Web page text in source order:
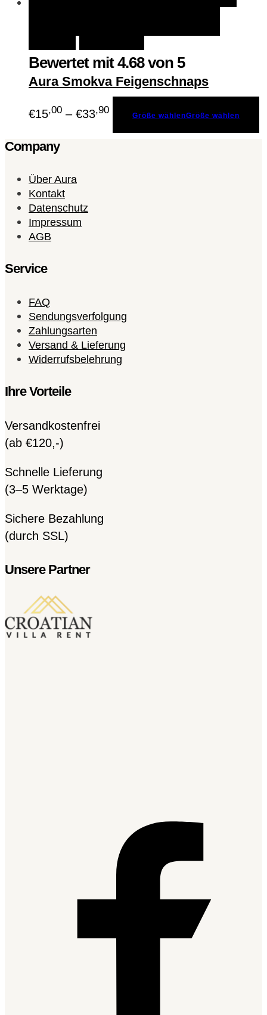
Bewertet mit4.68von 5
Aura Smokva Feigenschnaps
€15,00 – €33,90 Größe wählenGröße wählen
Company
Über Aura
Kontakt
Datenschutz
Impressum
AGB
Service
FAQ
Sendungsverfolgung
Zahlungsarten
Versand & Lieferung
Widerrufsbelehrung
Ihre Vorteile
Versandkostenfrei
(ab €120,-)
Schnelle Lieferung
(3–5 Werktage)
Sichere Bezahlung
(durch SSL)
Unsere Partner